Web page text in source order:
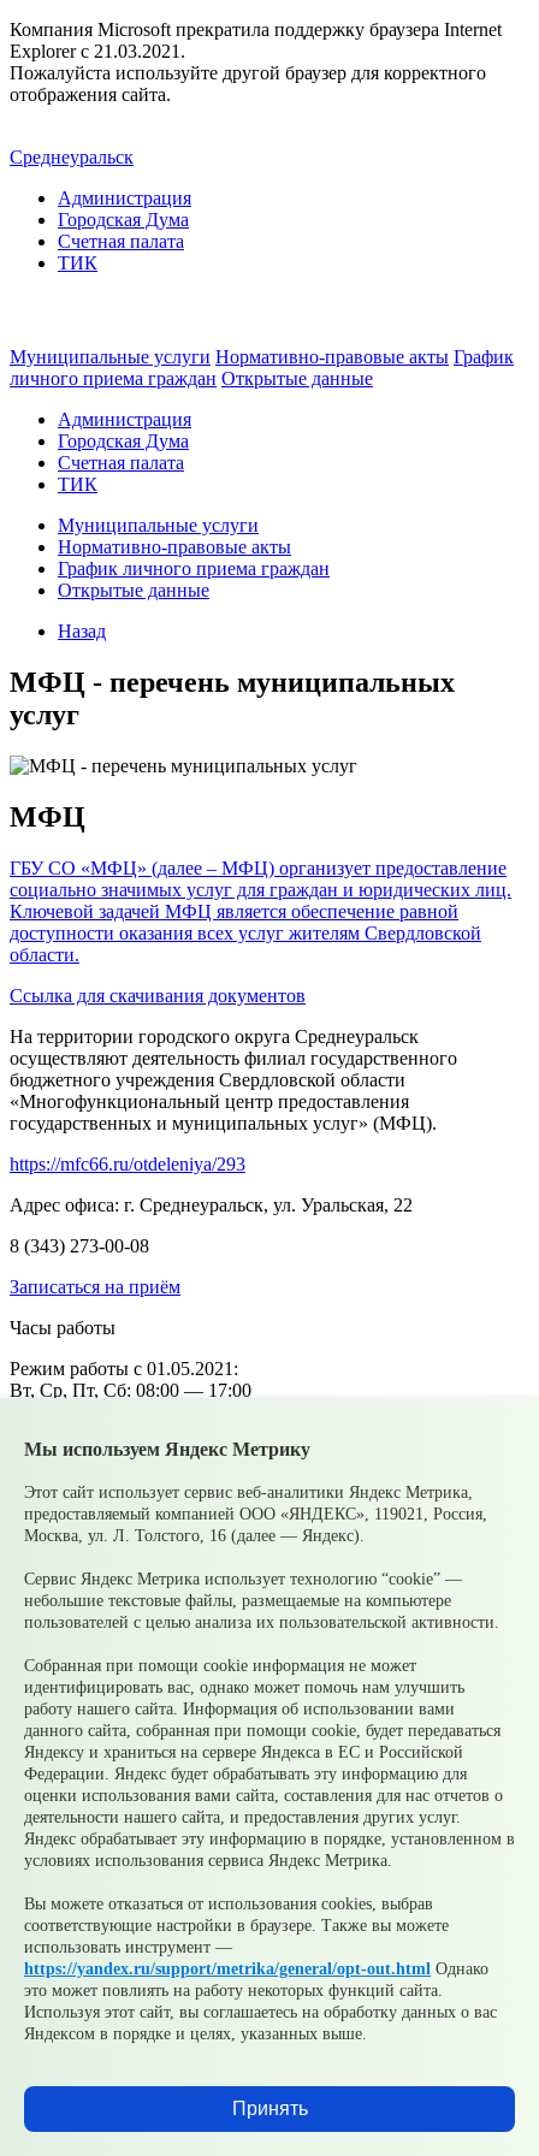
Компания Microsoft прекратила поддержку браузера Internet
Explorer c 21.03.2021.
Пожалуйста используйте другой браузер для корректного
отображения сайта.
Среднеуральск
Администрация
Городская Дума
Счетная палата
ТИК
Муниципальные услуги Нормативно-правовые акты График
личного приема граждан Открытые данные
Администрация
Городская Дума
Счетная палата
ТИК
Муниципальные услуги
Нормативно-правовые акты
График личного приема граждан
Открытые данные
Назад
МФЦ - перечень муниципальных
услуг
МФЦ
ГБУ СО «МФЦ» (далее – МФЦ) организует предоставление
социально значимых услуг для граждан и юридических лиц.
Ключевой задачей МФЦ является обеспечение равной
доступности оказания всех услуг жителям Свердловской
области.
Ссылка для скачивания документов
На территории городского округа Среднеуральск
осуществляют деятельность филиал государственного
бюджетного учреждения Свердловской области
«Многофункциональный центр предоставления
государственных и муниципальных услуг» (МФЦ).
https://mfc66.ru/otdeleniya/293
Адрес офиса: г. Среднеуральск, ул. Уральская, 22
8 (343) 273-00-08
Записаться на приём
Часы работы
Режим работы с 01.05.2021:
Вт, Ср, Пт, Сб: 08:00 — 17:00
Об утверждении перечня муниципальных услуг,
предоставление которых организуется по принципу «одного
Свердловской области «Многофункциональный центр
предоставления государственных и муниципальных услуг»
Мы используем Яндекс Метрику
Этот сайт использует сервис веб-аналитики Яндекс Метрика,
предоставляемый компанией ООО «ЯНДЕКС», 119021, Россия,
Москва, ул. Л. Толстого, 16 (далее — Яндекс).
Сервис Яндекс Метрика использует технологию “cookie” —
небольшие текстовые файлы, размещаемые на компьютере
пользователей с целью анализа их пользовательской активности.
Собранная при помощи cookie информация не может
идентифицировать вас, однако может помочь нам улучшить
работу нашего сайта. Информация об использовании вами
данного сайта, собранная при помощи cookie, будет передаваться
Яндексу и храниться на сервере Яндекса в ЕС и Российской
Федерации. Яндекс будет обрабатывать эту информацию для
оценки использования вами сайта, составления для нас отчетов о
деятельности нашего сайта, и предоставления других услуг.
Яндекс обрабатывает эту информацию в порядке, установленном в
условиях использования сервиса Яндекс Метрика.
Вы можете отказаться от использования cookies, выбрав
соответствующие настройки в браузере. Также вы можете
использовать инструмент —
https://yandex.ru/support/metrika/general/opt-out.html Однако
это может повлиять на работу некоторых функций сайта.
Используя этот сайт, вы соглашаетесь на обработку данных о вас
Яндексом в порядке и целях, указанных выше.
Принять
© 2026 Официальный сайт Муниципального округа
Среднеуральск Свердловской области
Карта сайта Архив
Ваше сообщение отправлено
Приемная главы
Выбрать тему
обращения
Согласен(а) на обработку, хранение и направление моих